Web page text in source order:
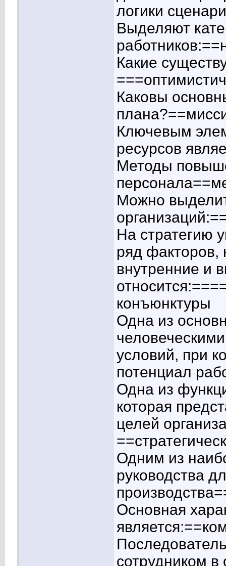
логики
Выделяют
Какие
Каковы
Ключевым
ресурсов
Методы
Можно
На стратегию
ряд факторов,
внутренние и
конъюнктуры
Одна из
условий, при
потенциал
Одна из
которая
целей
Одним из
руководства
Основная
сотрудником